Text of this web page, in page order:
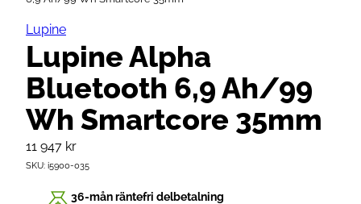
Lupine
Lupine Alpha
Bluetooth 6,9 Ah/99
Wh Smartcore 35mm
11 947 kr
SKU: i5900-035
36-mån räntefri delbetalning